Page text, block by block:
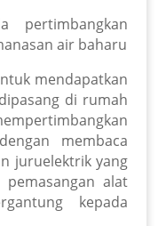
pertimbangkan
air baharu
mendapatkan
di rumah
membaca
juruelektrik yang
alat
kepada